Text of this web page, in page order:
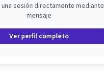
una sesión directamente mediante
mensaje
Ver perfil completo